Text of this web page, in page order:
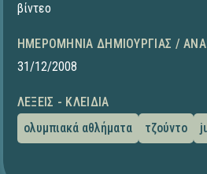
βίντεο
ΗΜΕΡΟΜΗΝΊΑ ΔΗΜΙΟΥΡΓΊΑΣ /
31/12/2008
ΛΈΞΕΙΣ - ΚΛΕΙΔΙΆ
ολυμπιακά αθλήματα
τζούντο